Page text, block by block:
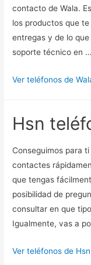
contacto de Wala.
los productos que
entregas y de lo
soporte técnico en …
Ver teléfonos de
Hsn
Conseguimos para
contactes
que tengas
posibilidad de
consultar en que
Igualmente, vas a
Ver teléfonos de